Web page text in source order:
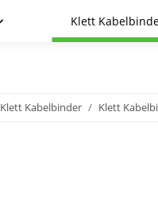
Klett
Klett Kabelbinder Klett